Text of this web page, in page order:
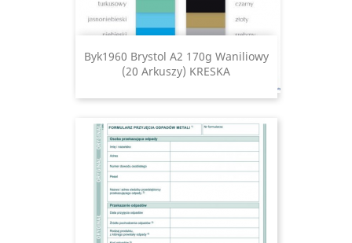
Byk1960 Brystol A2 170g Waniliowy
(20 Arkuszy) KRESKA